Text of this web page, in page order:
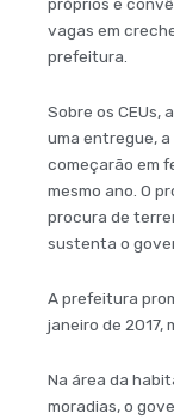
próprios e
vagas em
prefeitura.
Sobre os CEUs,
uma entregue,
começarão em
mesmo ano. O
procura de
sustenta o
A prefeitura
janeiro de 2017,
Na área da
moradias, o